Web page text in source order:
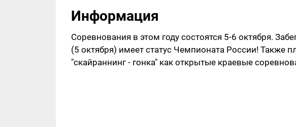
Информация
Соревнования в этом году состоятся 5-6 октября.
(5 октября) имеет статус Чемпионата России! Также
"скайраннинг - гонка" как открытые краевые